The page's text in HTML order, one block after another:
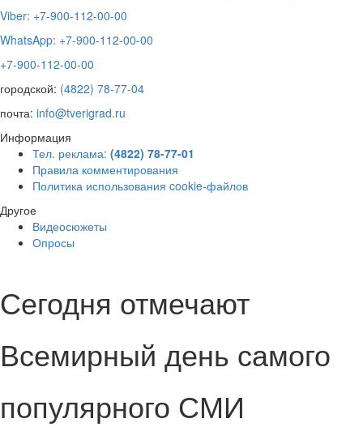
Viber: +7-900-112-00-00
WhatsApp: +7-900-112-00-00
+7-900-112-00-00
городской: (4822) 78-77-04
почта: info@tverigrad.ru
Информация
Тел. реклама: (4822) 78-77-01
Правила комментирования
Политика использования cookie-файлов
Другое
Видеосюжеты
Опросы
Сегодня отмечают
Всемирный день самого
популярного СМИ